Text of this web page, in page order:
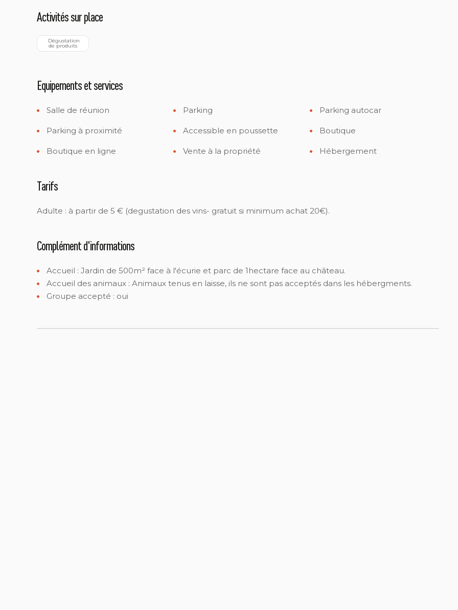
Activités sur place
de produits
Equipements et services
Salle de réunion Parking Parking autocar
Parking à proximité Accessible en poussette Boutique
Boutique en ligne Vente à la propriété Hébergement
Tarifs
Adulte : à partir de 5 € (degustation des vins- gratuit si minimum achat 20€).
Complément d'informations
Accueil : Jardin de 500m² face à l'écurie et parc de 1hectare face au château.
Accueil des animaux : Animaux tenus en laisse, ils ne sont pas acceptés dans les hébergments.
Groupe accepté : oui